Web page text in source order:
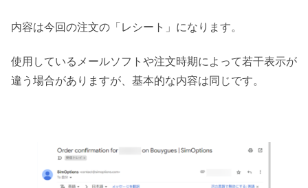
内容は今回の注文の「レシート」になります。
使用しているメールソフトや注文時期によって若干表示が
違う場合がありますが、基本的な内容は同じです。